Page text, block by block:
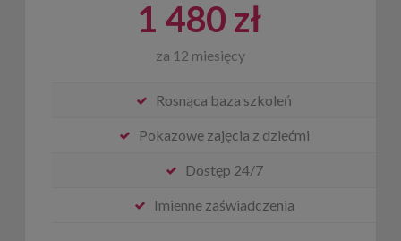
1 480 zł
za 12 miesięcy
Rosnąca baza szkoleń
Pokazowe zajęcia z dziećmi
Dostęp 24/7
Imienne zaświadczenia